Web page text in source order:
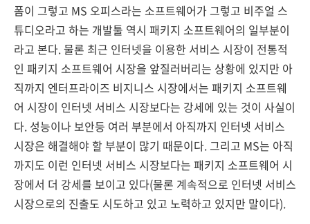
폼이 그렇고 MS 오피스라는 소프트웨어가 그렇고 비주얼 스
튜디오라고 하는 개발툴 역시 패키지 소프트웨어의 일부분이
라고 본다. 물론 최근 인터넷을 이용한 서비스 시장이 전통적
인 패키지 소프트웨어 시장을 앞질러버리는 상황에 있지만 아
직까지 엔터프라이즈 비지니스 시장에서는 패키지 소프트웨
어 시장이 인터넷 서비스 시장보다는 강세에 있는 것이 사실이
다. 성능이나 보안등 여러 부분에서 아직까지 인터넷 서비스
시장은 해결해야 할 부분이 많기 때문이다. 그리고 MS는 아직
까지도 이런 인터넷 서비스 시장보다는 패키지 소프트웨어 시
장에서 더 강세를 보이고 있다(물론 계속적으로 인터넷 서비스
시장으로의 진출도 시도하고 있고 노력하고 있지만 말이다).